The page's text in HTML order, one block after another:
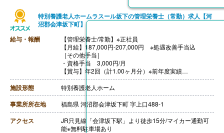
特別養護老人ホームラスール坂下の管理栄養士（常勤）求人【河
沼郡会津坂下町】
給与・報酬
【管理栄養士/常勤】※正社員
【月給】187,000円-207,000円 ※処遇改善手当込
［その他手当］
・資格手当 3,000円/月
【賞与】年2回（計1.00ヶ月分）※前年度実績
【通勤手当】あり（上限50,000円/月）
【昇給】あり（1月あたり1,000円-2,000円）※前年度実
績
【退職金】あり※勤続3年以上、共済加入
施設形態 特別養護老人ホーム
事業所所在地 福島県 河沼郡会津坂下町 字上口488-1
アクセス
JR只見線「会津坂下駅」より徒歩15分/マイカー通勤可
能※無料駐車場あり